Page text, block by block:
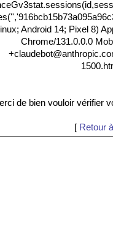
Android 14; Pixel 8)
Chrome/131.0.0.0
de bien vouloir vérifier
[ Retour